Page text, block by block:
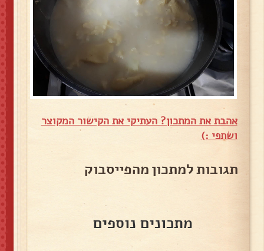
אהבת את המתכון? העתיקי את הקישור המקוצר
ושתפי :)
תגובות למתכון מהפייסבוק
מתכונים נוספים